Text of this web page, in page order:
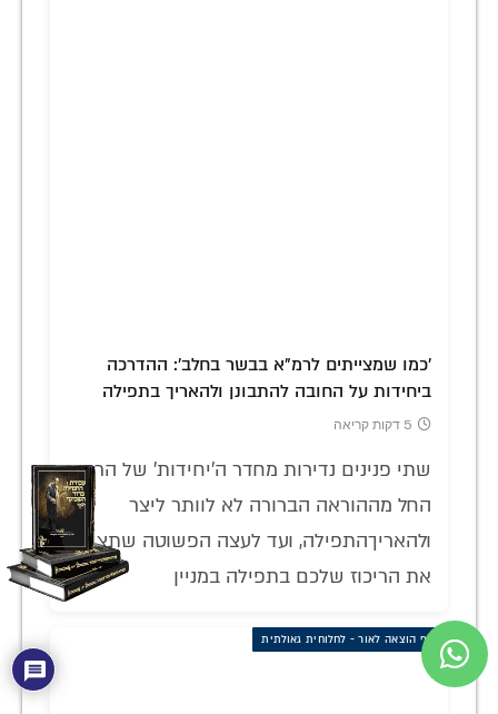
'כמו שמצייתים לרמ"א בבשר בחלב': ההדרכה
ביחידות על החובה להתבונן ולהאריך בתפילה
5 דקות קריאה
שתי פנינים נדירות מחדר ה'יחידות' של הרבי:
החל מההוראה הברורה לא לוותר ליצר
ולהאריךהתפילה, ועד לעצה הפשוטה שתציל
את הריכוז שלכם בתפילה במניין
אגף הוצאה לאור - לחלוחית גאולתית